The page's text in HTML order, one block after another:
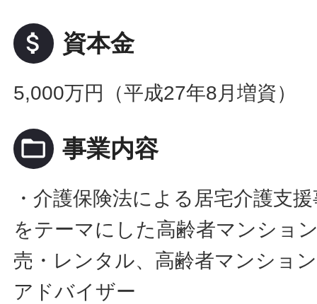
attach_money 資本金
5,000万円（平成27年8月増資）
folder_open 事業内容
・介護保険法による居宅介護支
をテーマにした高齢者マンショ
売・レンタル、高齢者マンショ
アドバイザー